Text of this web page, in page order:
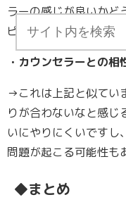
ラーの感じが良いかど
ピードなども見るポイ
・カウンセラーとの相
→これは上記と似てい
りが合わないなと感じ
いにやりにくいですし
問題が起こる可能性も
◆まとめ